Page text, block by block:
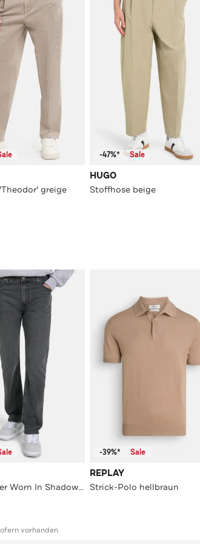
greige
-47%* Sale
HUGO
Stoffhose beige
Jeans 'Rider Worn In Shadow' slim
-39%* Sale
REPLAY
Strick-Polo hellbraun
vorhanden